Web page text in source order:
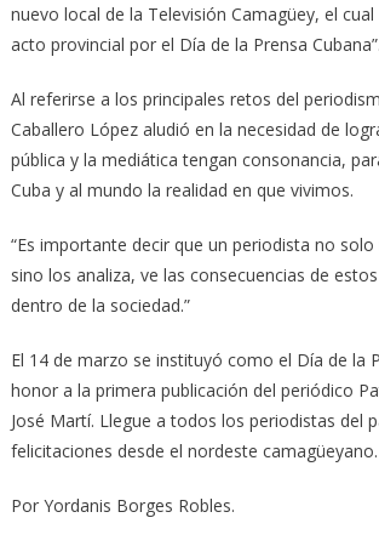
nuevo local de la Televisión Camagüey, el
acto provincial por el Día de la Prensa Cubana”.
Al referirse a los principales retos del
Caballero López aludió en la necesidad de
pública y la mediática tengan consonancia,
Cuba y al mundo la realidad en que vivimos.
“Es importante decir que un periodista no
sino los analiza, ve las consecuencias de
dentro de la sociedad.”
El 14 de marzo se instituyó como el Día de la
honor a la primera publicación del periódico
José Martí. Llegue a todos los periodistas del
felicitaciones desde el nordeste camagüeyano.
Por Yordanis Borges Robles.